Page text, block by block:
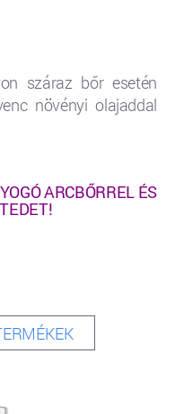
száraz bőr esetén
növényi olajaddal
ARCBŐRREL ÉS